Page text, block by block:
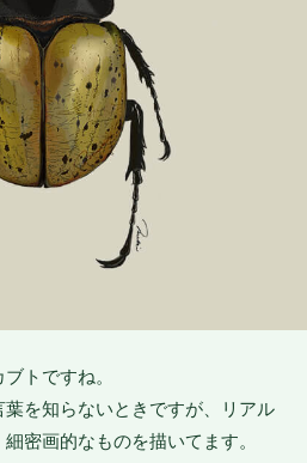
トですね。
を知らないときですが、リアル
密画的なものを描いてます。